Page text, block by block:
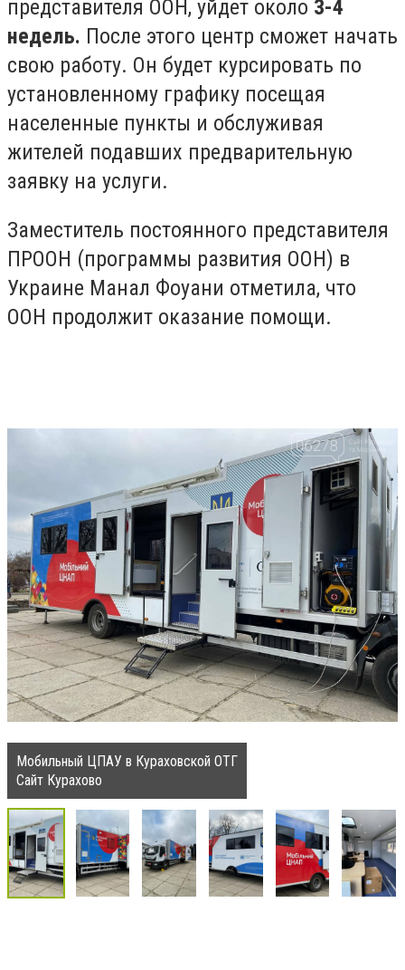
представителя ООН, уйдет около 3-4
недель. После этого центр сможет начать
свою работу. Он будет курсировать по
установленному графику посещая
населенные пункты и обслуживая
жителей подавших предварительную
заявку на услуги.
Заместитель постоянного представителя
ПРООН (программы развития ООН) в
Украине Манал Фоуани отметила, что
ООН продолжит оказание помощи.
Мобильный ЦПАУ в Кураховской ОТГ
Сайт Курахово